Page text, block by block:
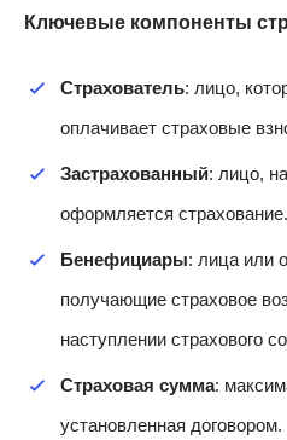
Ключевые компоненты
Страхователь: лицо,
оплачивает страховые
Застрахованный: лицо,
оформляется страхование.
Бенефициары: лица или
получающие страховое
наступлении страхового
Страховая сумма:
установленная договором.